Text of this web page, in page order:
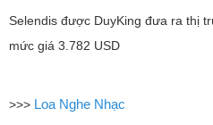
Selendis được DuyKing đưa ra thị
mức giá 3.782 USD
>>> Loa Nghe Nhạc